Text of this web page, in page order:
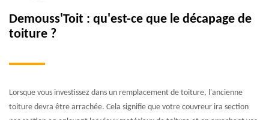
Demouss'Toit : qu'est-ce que le décapage de
toiture ?
Lorsque vous investissez dans un remplacement de toiture, l'ancienne
toiture devra être arrachée. Cela signifie que votre couvreur ira section